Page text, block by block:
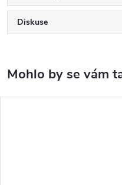
Diskuse